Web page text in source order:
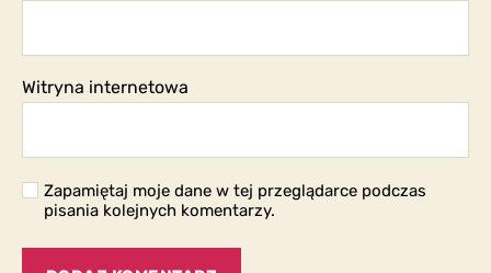
Witryna internetowa
Zapamiętaj moje dane w tej przeglądarce podczas
pisania kolejnych komentarzy.